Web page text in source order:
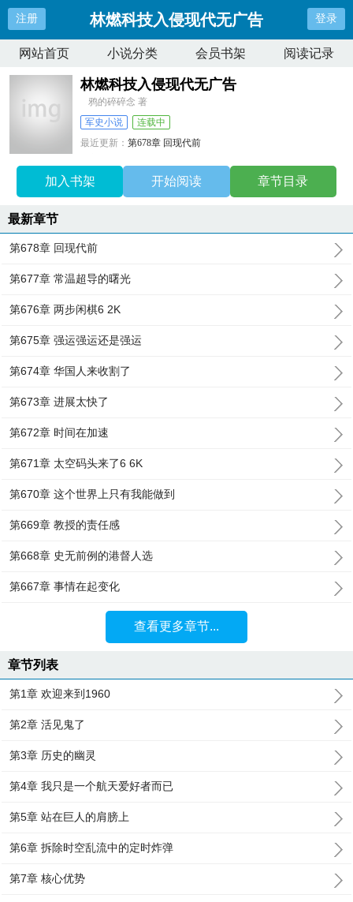
注册 林燃科技入侵现代无广告 登录
网站首页 小说分类 会员书架 阅读记录
林燃科技入侵现代无广告
鸦的碎碎念 著
军史小说
连载中
最近更新：第678章 回现代前
加入书架 开始阅读 章节目录
最新章节
第678章 回现代前
第677章 常温超导的曙光
第676章 两步闲棋6 2K
第675章 强运强运还是强运
第674章 华国人来收割了
第673章 进展太快了
第672章 时间在加速
第671章 太空码头来了6 6K
第670章 这个世界上只有我能做到
第669章 教授的责任感
第668章 史无前例的港督人选
第667章 事情在起变化
查看更多章节...
章节列表
第1章 欢迎来到1960
第2章 活见鬼了
第3章 历史的幽灵
第4章 我只是一个航天爱好者而已
第5章 站在巨人的肩膀上
第6章 拆除时空乱流中的定时炸弹
第7章 核心优势